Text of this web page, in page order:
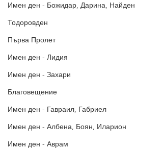
Имен ден - Божидар, Дарина, Найден
Тодоровден
Първа Пролет
Имен ден - Лидия
Имен ден - Захари
Благовещение
Имен ден - Гавраил, Габриел
Имен ден - Албена, Боян, Иларион
Имен ден - Аврам